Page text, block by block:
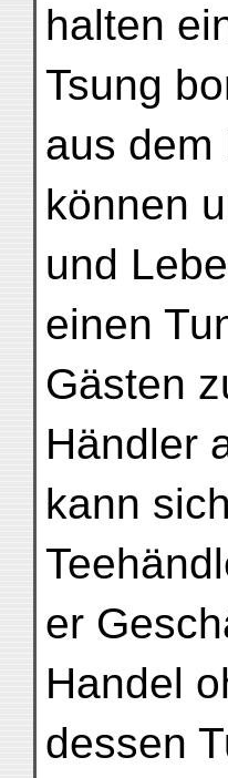
halten
Tsung
aus dem
können
und
einen
Gästen
Händler
kann
er
Handel
dessen